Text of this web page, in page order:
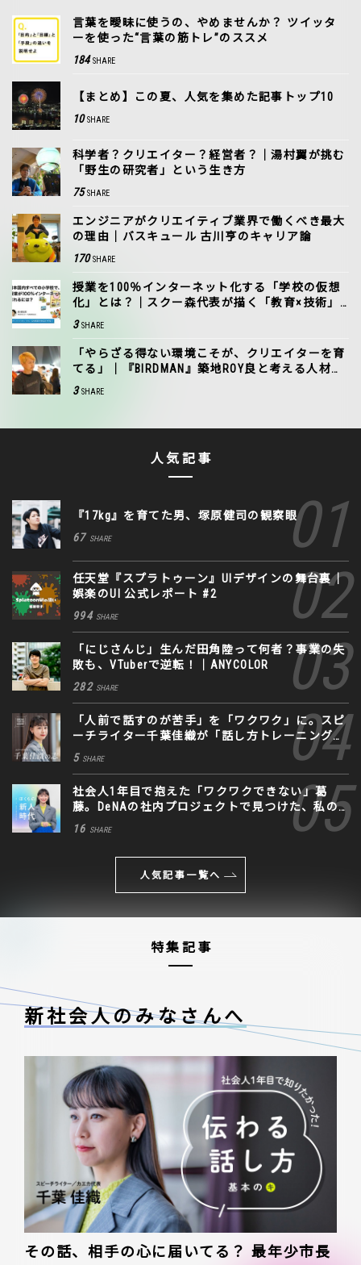
言葉を曖昧に使うの、やめませんか？ ツイッタ
ーを使った“言葉の筋トレ”のススメ
184 SHARE
【まとめ】この夏、人気を集めた記事トップ10
10 SHARE
科学者？クリエイター？経営者？｜湯村翼が挑む
「野生の研究者」という生き方
75 SHARE
エンジニアがクリエイティブ業界で働くべき最大
の理由｜バスキュール 古川亨のキャリア論
170 SHARE
授業を100％インターネット化する「学校の仮想
化」とは？｜スクー森代表が描く「教育×技術」
の未来像
3 SHARE
「やらざる得ない環境こそが、クリエイターを育
てる」｜『BIRDMAN』築地ROY良と考える人材育
成。
3 SHARE
人気記事
『17kg』を育てた男、塚原健司の観察眼
67 SHARE
任天堂『スプラトゥーン』UIデザインの舞台裏｜
娯楽のUI 公式レポート #2
994 SHARE
「にじさんじ」生んだ田角陸って何者？事業の失
敗も、VTuberで逆転！｜ANYCOLOR
282 SHARE
「人前で話すのが苦手」を「ワクワク」に。スピ
ーチライター千葉佳織が「話し方トレーニング」
に込めた思い
5 SHARE
社会人1年目で抱えた「ワクワクできない」葛
藤。DeNAの社内プロジェクトで見つけた、私の
生きる道
16 SHARE
人気記事一覧へ
特集記事
新社会人のみなさんへ
その話、相手の心に届いてる？ 最年少市長